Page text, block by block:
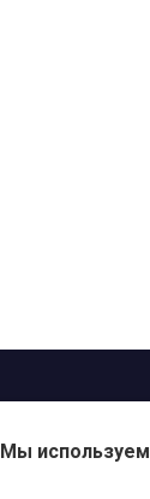
Мы используем